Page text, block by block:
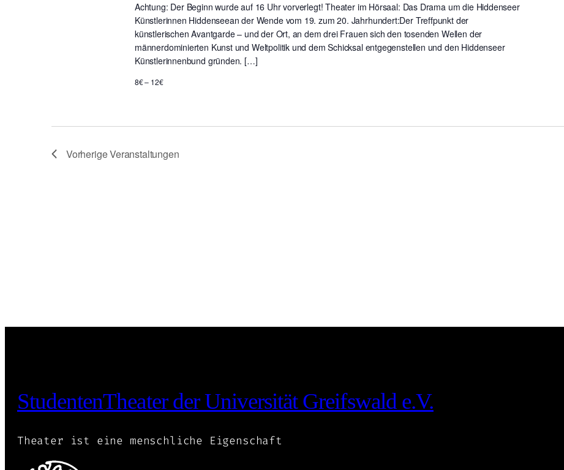
Achtung: Der Beginn wurde auf 16 Uhr vorverlegt! Theater im Hörsaal: Das Drama um die Hiddenseer
Künstlerinnen Hiddenseean der Wende vom 19. zum 20. Jahrhundert:Der Treffpunkt der
künstlerischen Avantgarde – und der Ort, an dem drei Frauen sich den tosenden Wellen der
männerdominierten Kunst und Weltpolitik und dem Schicksal entgegenstellen und den Hiddenseer
Künstlerinnenbund gründen. […]
8€ – 12€
VorherigeVeranstaltungen
StudentenTheater der Universität Greifswald e.V.
Theater ist eine menschliche Eigenschaft